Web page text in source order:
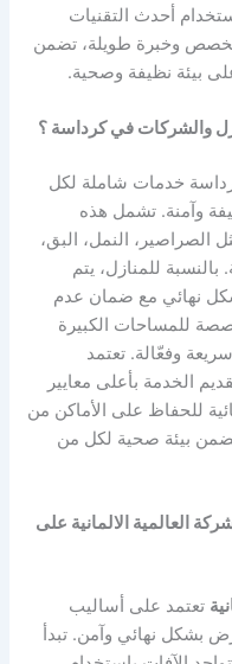
أحدث التقنيات
وخبرة طويلة، تضمن
بيئة نظيفة وصحية.
والشركات في كرداسة ؟
خدمات شاملة لكل
وآمنة. تشمل هذه
الصراصير، النمل، البق،
بالنسبة للمنازل، يتم
نهائي مع ضمان عدم
للمساحات الكبيرة
وفعّالة. تعتمد
الخدمة بأعلى معايير
للحفاظ على الأماكن من
بيئة صحية لكل من
العالمية الالمانية على
تعتمد على أساليب
بشكل نهائي وآمن. تبدأ